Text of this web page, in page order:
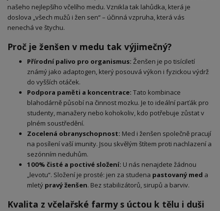
našeho nejlepšího včelího medu. Vznikla tak lahůdka, která je
doslova „všech mužů i žen sen“ – účinná vzpruha, která vás
nenechá ve štychu.
Proč je ženšen v medu tak výjimečný?
Přírodní palivo pro organismus: Ženšen je po tisíciletí
známý jako adaptogen, který posouvá výkon i fyzickou výdrž
do vyšších otáček.
Podpora paměti a koncentrace: Tato kombinace
blahodárně působí na činnost mozku. Je to ideální parťák pro
studenty, manažery nebo kohokoliv, kdo potřebuje zůstat v
plném soustředění.
Zocelená obranyschopnost: Med i ženšen společně pracují
na posílení vaší imunity. Jsou skvělým štítem proti nachlazení a
sezónním neduhům.
100% čisté a poctivé složení: U nás nenajdete žádnou
„levotu“. Složení je prosté: jen za studena pastovaný med a
mletý pravý ženšen. Bez stabilizátorů, sirupů a barviv.
Kvalita z včelařské farmy s úctou k tělu i duši